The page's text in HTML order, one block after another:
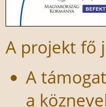
A projekt fő
A
a